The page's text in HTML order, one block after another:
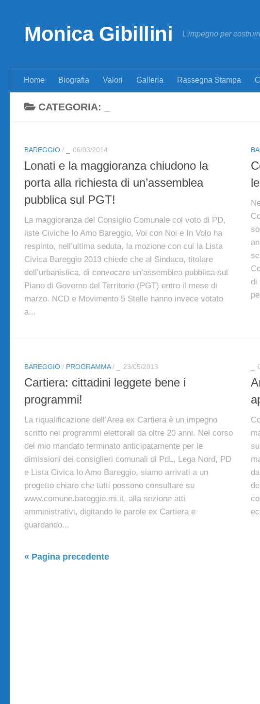
Monica Gibillini L'impegno per
Home Biografia Valori Galleria Rassegna Stampa
CATEGORIA:
BAREGGIO / 06/03/2014
Lonati e la maggioranza chiudono la
porta alla richiesta di un’assemblea
pubblica sul PGT!
La maggioranza del Consiglio Comunale col voto di PD,
liste Civiche Io Amo Bareggio, Voi con Noi e In Volo ha
respinto, nell’ultima seduta, la mozione con cui la Lista
Civica Bareggio 2013 chiede che al Sindaco, titolare
dell’urbanistica, di convocare un’assemblea pubblica sul
Piano di Governo del Territorio (PGT) entro il mese di
marzo. NCD e Movimento 5 Stelle hanno invece votato
a...
di
BAREGGIO / PROGRAMMA/ 23/05/2013
Cartiera: cittadini leggete bene i
programmi!
La riqualificazione dell’Area ex Cartiera è un impegno
scritto nei programmi elettorali da oltre 20 anni. Nel corso
del mio mandato terminato anticipatamente per le
dimissioni dei consiglieri comunali di PdL, Lega Nord, PD
e Lista Civica Io Amo Bareggio, siamo arrivati a un
progetto chiaro che tutti possono consultare su
www.comune.bareggio.mi.it, alla sezione atti
amministrativi, digitando le parole ex Cartiera e
guardando...
« Pagina precedente